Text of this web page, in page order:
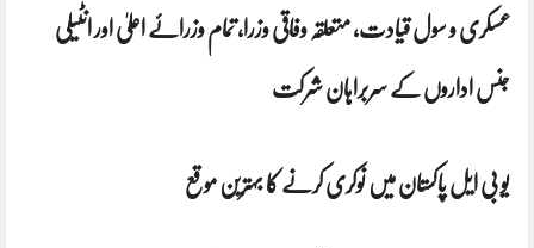
عسکری و سول قیادت، متعلقہ وفاقی وزرا، تمام وزرائے اعلیٰ اور انٹیلی
جنس اداروں کے سربراہان شرکت
یو بی ایل پاکستان میں نوکری کرنے کا بہترین موقع